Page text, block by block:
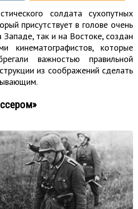
солдата сухопутных
присутствует в голове очень
так и на Востоке, создан
кинематографистов, которые
важностью правильной
из соображений сделать